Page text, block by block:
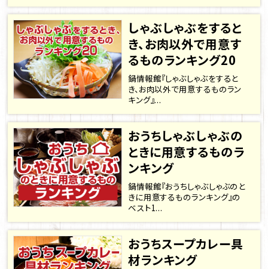
しゃぶしゃぶをすると
き、お肉以外で用意す
るものランキング20
鍋情報館『しゃぶしゃぶをすると
き、お肉以外で用意するものラン
キング』...
おうちしゃぶしゃぶの
ときに用意するものラ
ンキング
鍋情報館『おうちしゃぶしゃぶのと
きに用意するものランキング』の
ベスト1...
おうちスープカレー具
材ランキング